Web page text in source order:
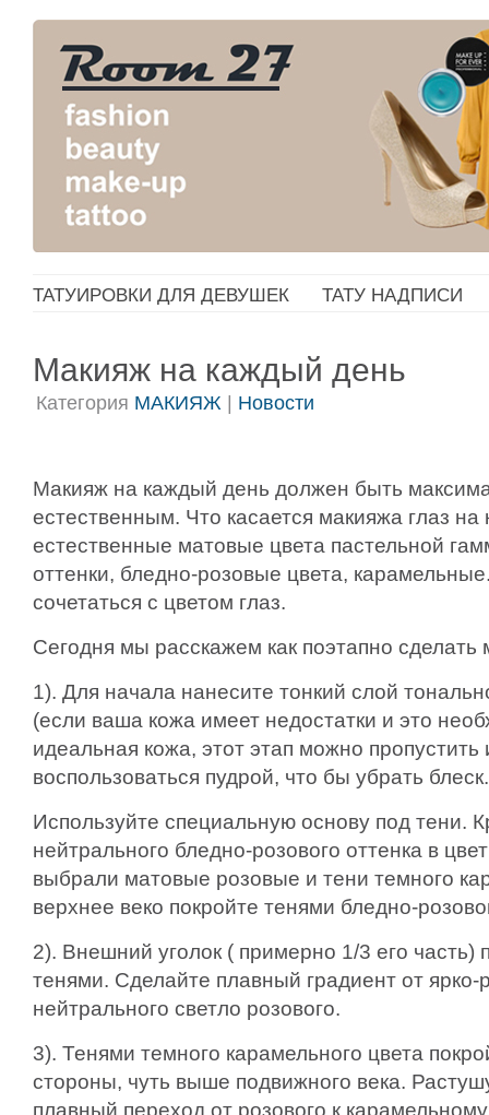
ТАТУИРОВКИ ДЛЯ ДЕВУШЕК ТАТУ НАДПИСИ
Макияж на каждый день
Категория МАКИЯЖ Новости
Макияж на каждый день должен быть
естественным. Что касается макияжа глаз
естественные матовые цвета пастельной
оттенки, бледно-розовые цвета,
сочетаться с цветом глаз.
Сегодня мы расскажем как поэтапно
1). Для начала нанесите тонкий слой
(если ваша кожа имеет недостатки и это
идеальная кожа, этот этап можно пропустить
воспользоваться пудрой, что бы убрать
Используйте специальную основу под тени.
нейтрального бледно-розового оттенка в
выбрали матовые розовые и тени темного
верхнее веко покройте тенями бледно-
2). Внешний уголок ( примерно 1/3 его часть)
тенями. Сделайте плавный градиент от ярко-
нейтрального светло розового.
3). Тенями темного карамельного цвета
стороны, чуть выше подвижного века.
плавный переход от розового к